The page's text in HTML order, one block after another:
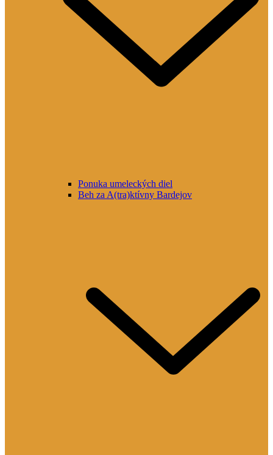
Ponuka umeleckých diel
Beh za A(tra)ktívny Bardejov